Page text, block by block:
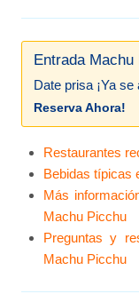
Entrada Machu
Date prisa ¡Ya
Reserva Ahora!
Restaurantes
Bebidas típicas
Más
Machu Picchu
Preguntas y
Machu Picchu